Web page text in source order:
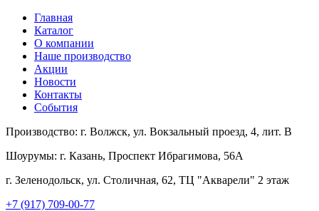
Главная
Каталог
О компании
Наше производство
Акции
Новости
Контакты
События
Производство: г. Волжск, ул. Вокзальный проезд, 4, лит. В
Шоурумы: г. Казань, Проспект Ибрагимова, 56А
г. Зеленодольск, ул. Столичная, 62, ТЦ "Акварели" 2 этаж
+7 (917) 709-00-77